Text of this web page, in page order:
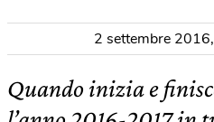
2 settembre 2016,
Quando inizia e